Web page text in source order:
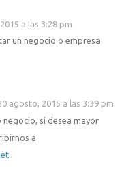
a las 3:28 pm
un negocio o empresa
agosto, 2015 a las 3:39 pm
si desea mayor
a